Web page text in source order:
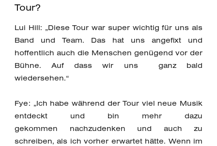
Tour?
Lui Hill: „Diese Tour war super wichtig für uns als
Band und Team. Das hat uns angefixt und
hoffentlich auch die Menschen genügend vor der
Bühne. Auf dass wir uns ganz bald
wiedersehen.“
Fye: „Ich habe während der Tour viel neue Musik
entdeckt und bin mehr dazu
gekommen nachzudenken und auch zu
schreiben, als ich vorher erwartet hätte. Wenn im